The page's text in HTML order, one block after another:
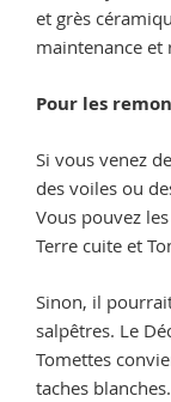
et grès
maintenance et
Pour les
Si vous venez
des voiles ou
Vous pouvez
Terre cuite et
Sinon, il
salpêtres. Le
Tomettes
taches